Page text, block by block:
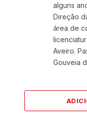
alguns
Direção
área de
Aveiro.
Gouveia